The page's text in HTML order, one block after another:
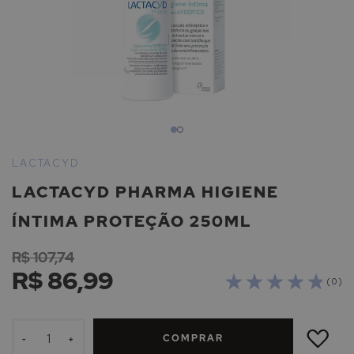
para
início
da
Galeria
imagens
LACTACYD PHARMA HIGIENE
ÍNTIMA PROTEÇÃO 250ML
LACTACYD
( 0 )
R$ 86,99
R$ 107,74
- + COMPRAR
ADICIONAR
LISTA